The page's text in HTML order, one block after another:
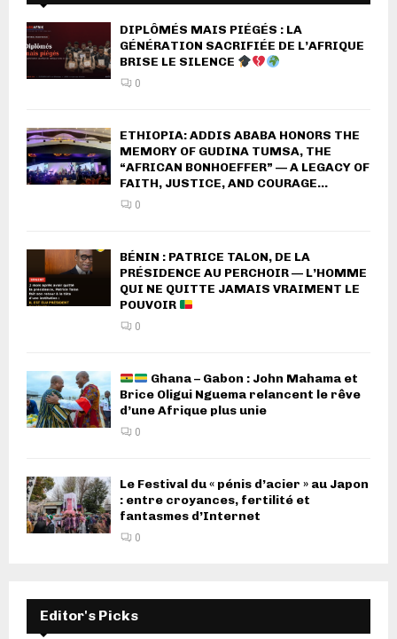
DIPLÔMÉS MAIS PIÉGÉS : LA
GÉNÉRATION SACRIFIÉE DE L’AFRIQUE
BRISE LE SILENCE
0
ETHIOPIA: ADDIS ABABA HONORS THE
MEMORY OF GUDINA TUMSA, THE
“AFRICAN BONHOEFFER” — A LEGACY OF
FAITH, JUSTICE, AND COURAGE...
0
BÉNIN : PATRICE TALON, DE LA
PRÉSIDENCE AU PERCHOIR — L’HOMME
QUI NE QUITTE JAMAIS VRAIMENT LE
POUVOIR
0
Ghana – Gabon : John Mahama et
Brice Oligui Nguema relancent le rêve
d’une Afrique plus unie
0
Le Festival du « pénis d’acier » au Japon
: entre croyances, fertilité et
fantasmes d’Internet
0
Editor's Picks